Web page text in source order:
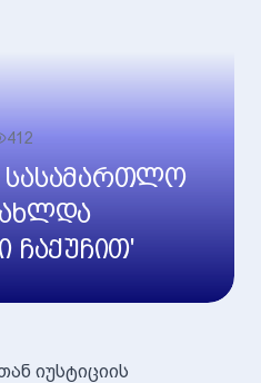
412
სასამართლო
ჩაქუჩით'
იუსტიციის